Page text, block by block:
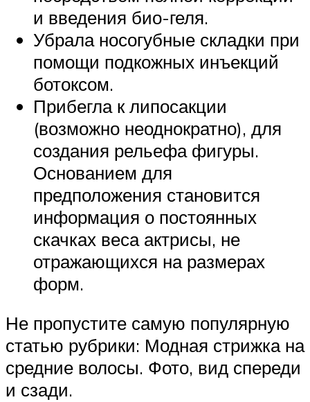
и введения био-геля.
Убрала носогубные складки при
помощи подкожных инъекций
ботоксом.
Прибегла к липосакции
(возможно неоднократно), для
создания рельефа фигуры.
Основанием для
предположения становится
информация о постоянных
скачках веса актрисы, не
отражающихся на размерах
форм.
Не пропустите самую популярную
статью рубрики: Модная стрижка на
средние волосы. Фото, вид спереди
и сзади.